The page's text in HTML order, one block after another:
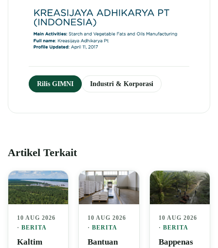
Rilis GIMNI Industri & Korporasi
Artikel Terkait
10 AUG 2026
· BERITA
Kaltim
10 AUG 2026
·BERITA
Bantuan
10 AUG 2026
· BERITA
Bappenas